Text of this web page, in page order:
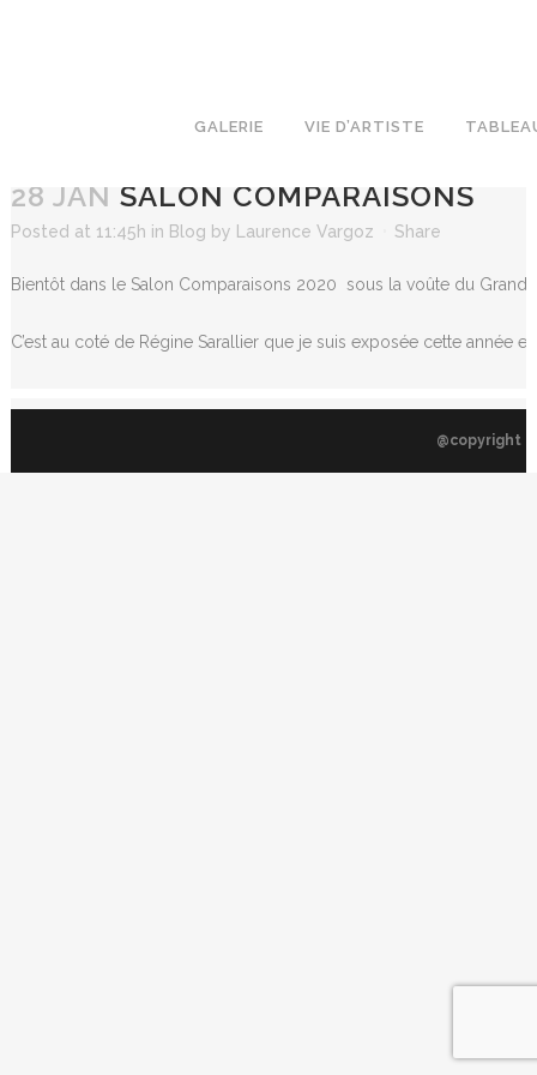
GALERIE VIE D’ARTISTE
28 JAN SALON COMPARAISONS
Posted at 11:45h in Blog by Laurence Vargoz Share
Bientôt dans le Salon Comparaisons 2020 sous la voûte du Grand
C’est au coté de Régine Sarallier que je suis exposée cette année
@copyright